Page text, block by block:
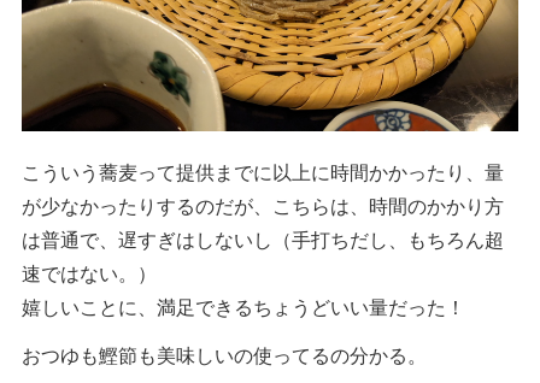
こういう蕎麦って提供までに以上に時間かかったり、量
が少なかったりするのだが、こちらは、時間のかかり方
は普通で、遅すぎはしないし（手打ちだし、もちろん超
速ではない。）
嬉しいことに、満足できるちょうどいい量だった！
おつゆも鰹節も美味しいの使ってるの分かる。